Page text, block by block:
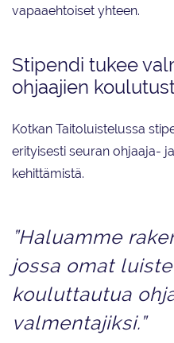
vapaaehtoiset yhteen.
Stipendi tukee
ohjaajien
Kotkan Taitoluistelussa
erityisesti seuran ohjaaja-
kehittämistä.
”Haluamme
jossa omat
kouluttautua
valmentajiksi.”